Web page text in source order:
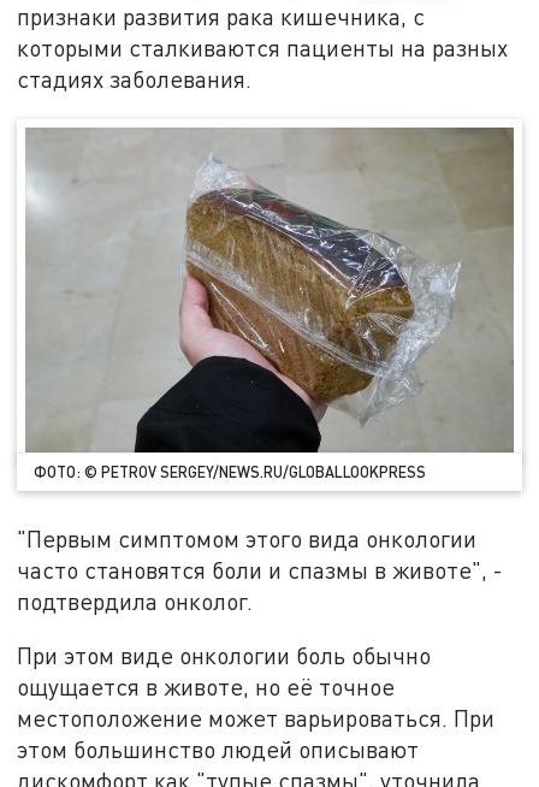
признаки развития рака кишечника, с
которыми сталкиваются пациенты на разных
стадиях заболевания.
ФОТО: © PETROV SERGEY/NEWS.RU/GLOBALLOOKPRESS
"Первым симптомом этого вида онкологии
часто становятся боли и спазмы в животе", -
подтвердила онколог.
При этом виде онкологии боль обычно
ощущается в животе, но её точное
местоположение может варьироваться. При
этом большинство людей описывают
дискомфорт как "тупые спазмы", уточнила